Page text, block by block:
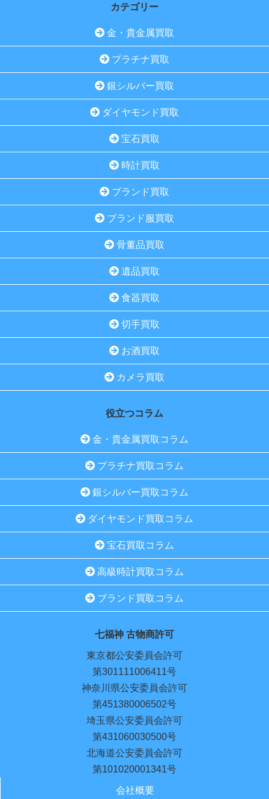
カテゴリー
金・貴金属買取
プラチナ買取
銀シルバー買取
ダイヤモンド買取
宝石買取
時計買取
ブランド買取
ブランド服買取
骨董品買取
遺品買取
食器買取
切手買取
お酒買取
カメラ買取
役立つコラム
金・貴金属買取コラム
プラチナ買取コラム
銀シルバー買取コラム
ダイヤモンド買取コラム
宝石買取コラム
高級時計買取コラム
ブランド買取コラム
七福神 古物商許可
東京都公安委員会許可
第301111006411号
神奈川県公安委員会許可
第451380006502号
埼玉県公安委員会許可
第431060030500号
北海道公安委員会許可
第101020001341号
会社概要